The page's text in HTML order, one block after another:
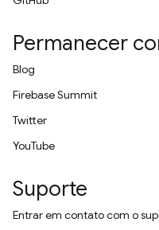
Permanecer
Blog
Firebase Summit
Twitter
YouTube
Suporte
Entrar em contato com o